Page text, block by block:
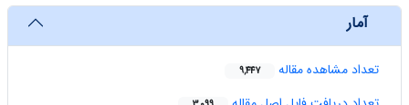
آمار
تعداد مشاهده مقاله 9,447